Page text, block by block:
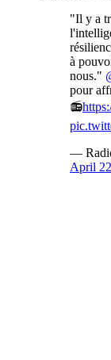
"Il y a
à
nous."
pour
📻
—
April